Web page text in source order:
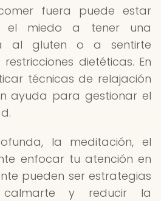
fuera puede estar
el miedo a tener una
al gluten o a sentirte
dietéticas. En
técnicas de relajación
ayuda para gestionar el
la meditación, el
enfocar tu atención en
pueden ser estrategias
y reducir la